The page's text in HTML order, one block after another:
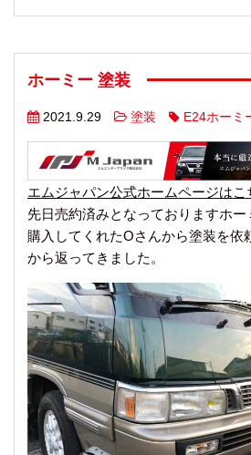
ホーミー 塗装
2021.9.29 塗装 E24ホーミ
エムジャパン公式ホームページはこ
先日売約済みとなっておりますホ
購入してくれたOさんから塗装を依
から返ってきました。